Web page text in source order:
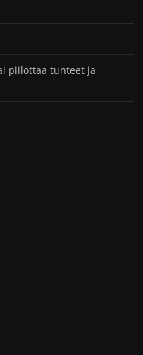
piilottaa tunteet ja